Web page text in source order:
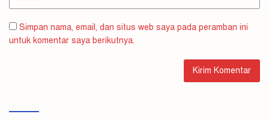
Simpan nama, email, dan situs web saya pada peramban ini
untuk komentar saya berikutnya.